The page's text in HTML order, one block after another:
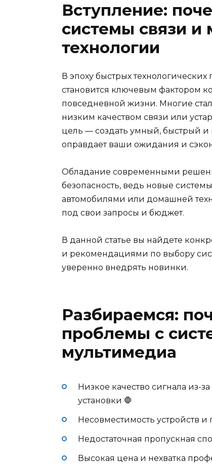
Вступление:
системы связи
технологии
В эпоху быстрых
становится ключевым фактором
повседневной жизни. Многие
низким качеством связи или
цель — создать умный, быстрый
оправдает ваши ожидания и
Обладание современными
безопасность, ведь новые
автомобилями или домашней
под свои запросы и бюджет.
В данной статье вы найдете
и рекомендациями по выбору
уверенно внедрять новинки.
Разбираемся:
проблемы с
мультимедиа
Низкое качество сигнала из-
установки 🛑
Несовместимость устройств
Недостаточная пропускная
Высокая цена и нехватка